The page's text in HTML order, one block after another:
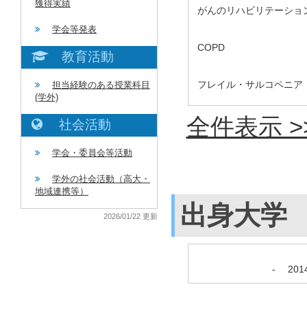
獲得実績
学会等発表
教育活動
担当経験のある授業科目
(学外)
社会活動
学会・委員会等活動
学外の社会活動（高大・
地域連携等）
2026/01/22 更新
がんのリハビリテーショ
COPD
フレイル・サルコペニア
全件表示
出身大学
-